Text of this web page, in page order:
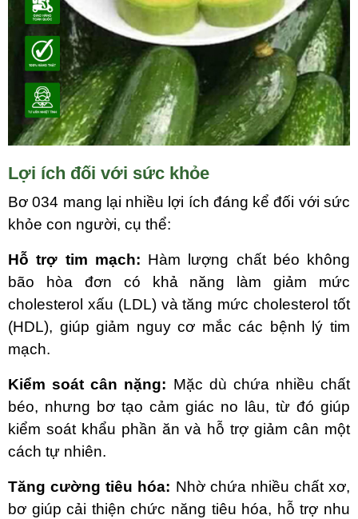
Lợi ích đối với sức khỏe
Bơ034 mang lại nhiều lợi ích đáng kể đối với sức
khỏe con người, cụ thể:
Hỗ trợ tim mạch: Hàm lượng chất béo không
bão hòa đơn có khả năng làm giảm mức
cholesterol xấu (LDL) và tăng mức cholesterol tốt
(HDL), giúp giảm nguy cơ mắc các bệnh lý tim
mạch.
Kiểm soát cân nặng: Mặc dù chứa nhiều chất
béo, nhưng bơ tạo cảm giác no lâu, từ đó giúp
kiểm soát khẩu phần ăn và hỗ trợ giảm cân một
cách tự nhiên.
Tăng cường tiêu hóa: Nhờ chứa nhiều chất xơ,
bơ giúp cải thiện chức năng tiêu hóa, hỗ trợ nhu